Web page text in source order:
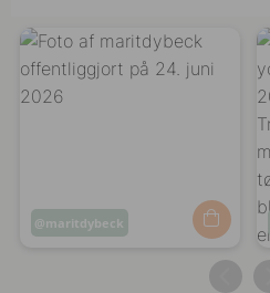
Opslag
maritdybeck